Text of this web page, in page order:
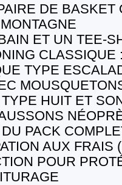
DE BASKET
ET UN TEE-
CLASSIQUE
TYPE
HUIT ET
PACK
AUX FRAIS
POUR